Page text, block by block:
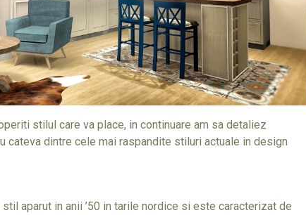
stilul care va place, in continuare am sa detaliez
cateva dintre cele mai raspandite stiluri actuale in design
aparut in anii ’50 in tarile nordice si este caracterizat de